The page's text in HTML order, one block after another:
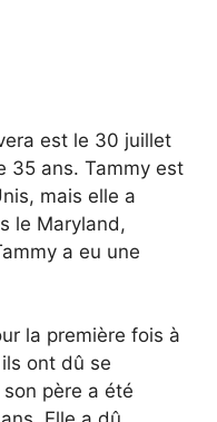
est le 30 juillet
35 ans. Tammy est
mais elle a
le Maryland,
a eu une
la première fois à
ont dû se
père a été